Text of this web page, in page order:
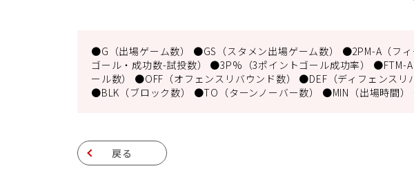
●G（出場ゲーム数） ●GS（スタメン出場ゲーム数） ●2PM-A（フ
ゴール・成功数-試投数） ●3P%（3ポイントゴール成功率）
ール数） ●OFF（オフェンスリバウンド数） ●DEF（ディフェンス
●BLK（ブロック数） ●TO（ターンノーバー数） ●MIN（出場時間
戻る